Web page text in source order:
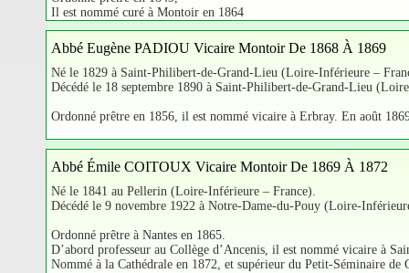
Il est nommé curé à Montoir en 1864
Abbé Eugène PADIOU Vicaire Montoir De 1868 À 1869
Né le 1829 à Saint-Philibert-de-Grand-Lieu (Loire-Inférieure –
Décédé le 18 septembre 1890 à Saint-Philibert-de-Grand-Lieu
Ordonné prêtre en 1856, il est nommé vicaire à Erbray. En août
Abbé Émile COITOUX Vicaire Montoir De 1869 À 1872
Né le 1841 au Pellerin (Loire-Inférieure – France).
Décédé le 9 novembre 1922 à Notre-Dame-du-Pouy (Loire-
Ordonné prêtre à Nantes en 1865.
D’abord professeur au Collège d’Ancenis, il est nommé vicaire à
Nommé à la Cathédrale en 1872, et supérieur du Petit-Séminaire de